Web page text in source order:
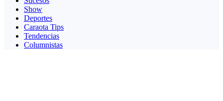
Show
Deportes
Caraota Tips
Tendencias
Columnistas